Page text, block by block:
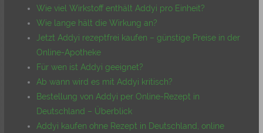
Wie viel Wirkstoff enthält Addyi pro Einheit?
Wie lange hält die Wirkung an?
Jetzt Addyi rezeptfrei kaufen – günstige Preise in der
Online-Apotheke
Für wen ist Addyi geeignet?
Ab wann wird es mit Addyi kritisch?
Bestellung von Addyi per Online-Rezept in
Deutschland – Überblick
Addyi kaufen ohne Rezept in Deutschland, online